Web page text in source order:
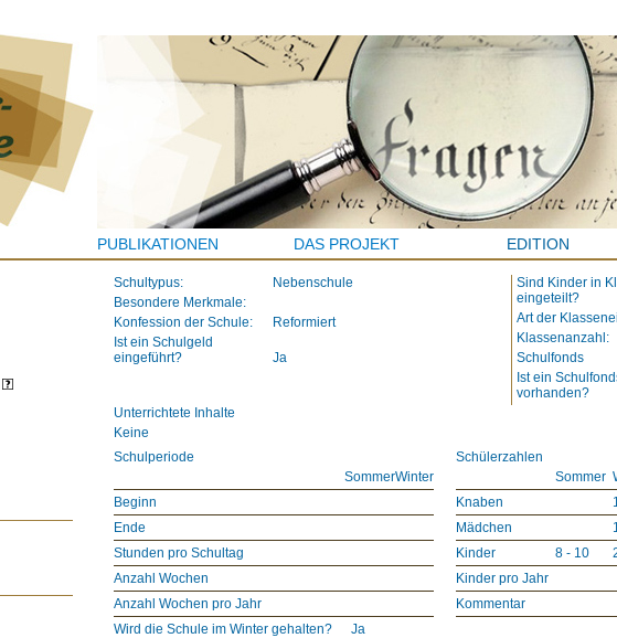
PUBLIKATIONEN DAS PROJEKT EDITION
Schultypus:
Nebenschule
Besondere Merkmale:
Konfession der Schule:
Reformiert
Ist ein Schulgeld
eingeführt?
Ja
Sind Kinder in
eingeteilt?
Art der
Klassenanzahl:
Schulfonds
Ist ein
vorhanden?
Unterrichtete Inhalte
Keine
Schulperiode
SommerWinter
Beginn
Ende
Stunden pro Schultag
Anzahl Wochen
Anzahl Wochen pro Jahr
Wird die Schule im Winter gehalten?
Ja
Schülerzahlen
Sommer
Knaben
Mädchen
Kinder
8 - 10
Kinder pro Jahr
Kommentar